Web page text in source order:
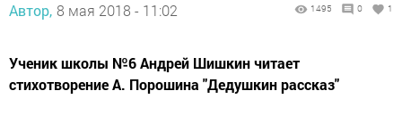
Автор, 8 мая 2018 - 11:02 1495 0 1
Ученик школы №6 Андрей Шишкин читает
стихотворение А. Порошина "Дедушкин рассказ"